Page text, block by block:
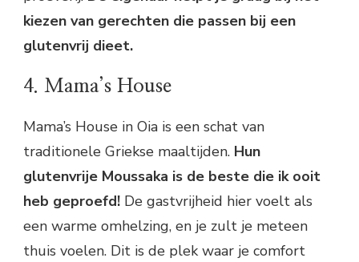
kiezen van gerechten die passen bij een
glutenvrij dieet.
4. Mama’s House
Mama’s House in Oia is een schat van
traditionele Griekse maaltijden. Hun
glutenvrije Moussaka is de beste die ik ooit
heb geproefd! De gastvrijheid hier voelt als
een warme omhelzing, en je zult je meteen
thuis voelen. Dit is de plek waar je comfort